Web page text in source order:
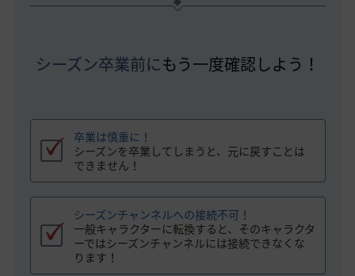
シーズン卒業前にもう一度確認しよう！
卒業は慎重に！
シーズンを卒業してしまうと、元に戻すことは
できません！
シーズンチャンネルへの接続不可！
一般キャラクターに転換すると、そのキャラクタ
ーではシーズンチャンネルには接続できなくな
ります！